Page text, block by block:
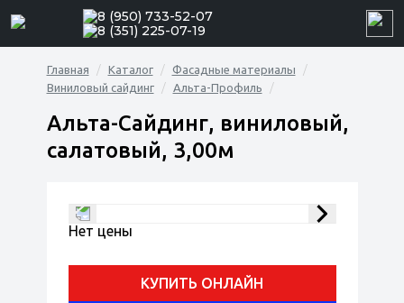
8 (950) 733-52-07
8 (351) 225-07-19
Главная Каталог
Фасадные материалы
Виниловый сайдинг
Альта-Профиль
Альта-Сайдинг, виниловый,
салатовый, 3,00м
Нет цены
КУПИТЬ ОНЛАЙН